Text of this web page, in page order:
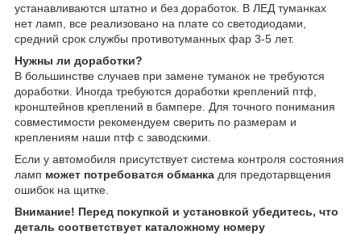
устанавливаются штатно и без доработок. В ЛЕД туманках
нет ламп, все реализовано на плате со светодиодами,
средний срок службы противотуманных фар 3-5 лет.
Нужны ли доработки?
В большинстве случаев при замене туманок не требуются
доработки. Иногда требуются доработки креплений птф,
кронштейнов креплений в бампере. Для точного понимания
совместимости рекомендуем сверить по размерам и
креплениям наши птф с заводскими.
Если у автомобиля присутствует система контроля состояния
ламп может потребоватся обманка для предотарвщения
ошибок на щитке.
Внимание! Перед покупкой и установкой убедитесь, что
деталь соответствует каталожному номеру